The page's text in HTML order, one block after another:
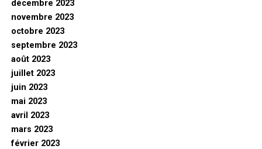
décembre 2023
novembre 2023
octobre 2023
septembre 2023
août 2023
juillet 2023
juin 2023
mai 2023
avril 2023
mars 2023
février 2023